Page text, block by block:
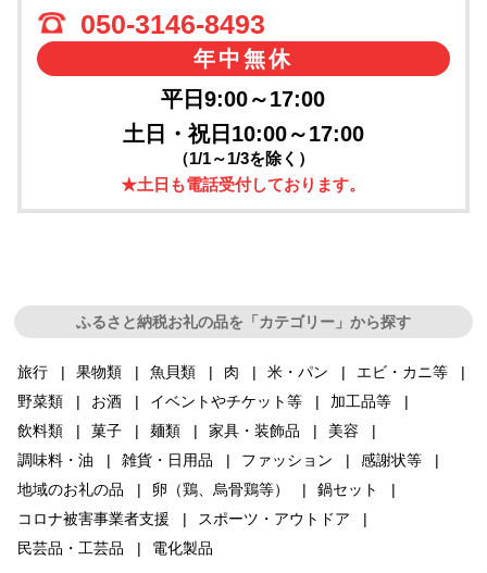
050-3146-8493
年中無休
平日9:00～17:00
土日・祝日10:00～17:00
（1/1～1/3を除く）
★土日も電話受付しております。
ふるさと納税お礼の品を「カテゴリー」から探す
旅行 果物類 魚貝類 肉 米・パン
エビ・カニ等
野菜類
お酒 イベントやチケット等
加工品等
飲料類
菓子 麺類 家具・装飾品
美容
調味料・油
雑貨・日用品 ファッション
感謝状等
地域のお礼の品
卵（鶏、烏骨鶏等）
鍋セット
コロナ被害事業者支援
スポーツ・アウトドア
民芸品・工芸品
電化製品